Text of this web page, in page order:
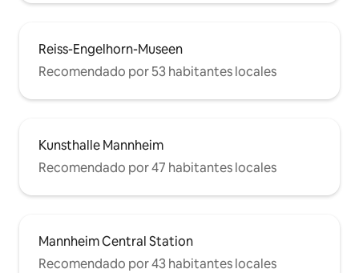
Reiss-Engelhorn-Museen
Recomendado por 53 habitantes locales
Kunsthalle Mannheim
Recomendado por 47 habitantes locales
Mannheim Central Station
Recomendado por 43 habitantes locales